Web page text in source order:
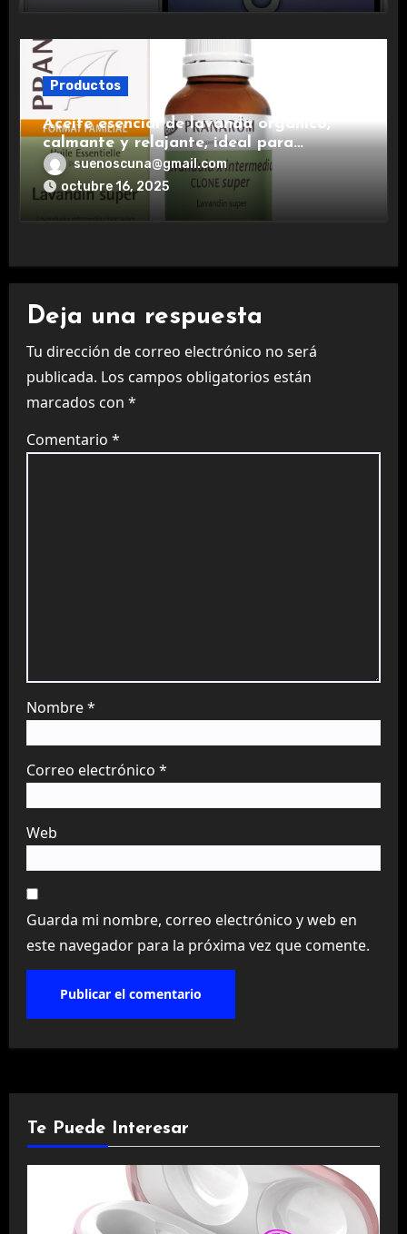
Productos
Aceite esencial de lavanda orgánico,
calmante y relajante, ideal para
aromaterapia.
suenoscuna@gmail.com
octubre 16, 2025
Deja una respuesta
Tu dirección de correo electrónico no será
publicada. Los campos obligatorios están
marcados con *
Comentario *
Nombre*
Correo electrónico *
Web
Guarda mi nombre, correo electrónico y web en
este navegador para la próxima vez que comente.
Te Puede Interesar